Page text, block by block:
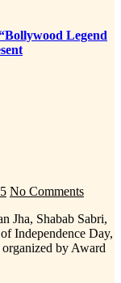
Legend
No Comments
Independence Day,
by Award